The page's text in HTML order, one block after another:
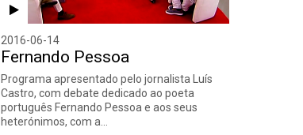
2016-06-14
Fernando Pessoa
Programa apresentado pelo jornalista Luís
Castro, com debate dedicado ao poeta
português Fernando Pessoa e aos seus
heterónimos, com a…